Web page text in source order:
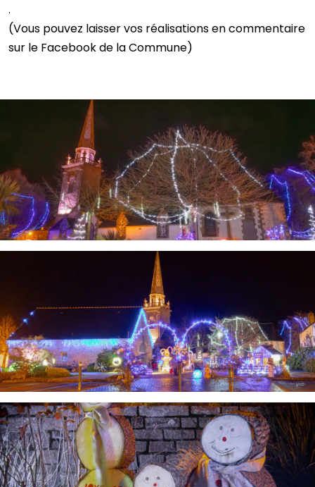
.
(Vous pouvez laisser vos réalisations en commentaire
sur le Facebook de la Commune)